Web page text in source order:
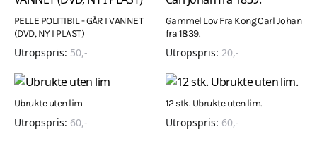
PELLE POLITIBIL - GÅR I VANNET
(DVD, NY I PLAST)
Utropspris: 50,-
Gammel Lov Fra Kong Carl Johan
fra 1839.
Utropspris: 20,-
Ubrukte uten lim
Utropspris: 60,-
12 stk. Ubrukte uten lim.
Utropspris: 60,-